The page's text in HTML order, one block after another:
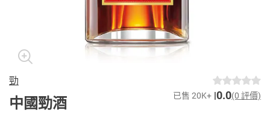
勁
中國勁酒 已售 20K+ 0.0(0 評價)